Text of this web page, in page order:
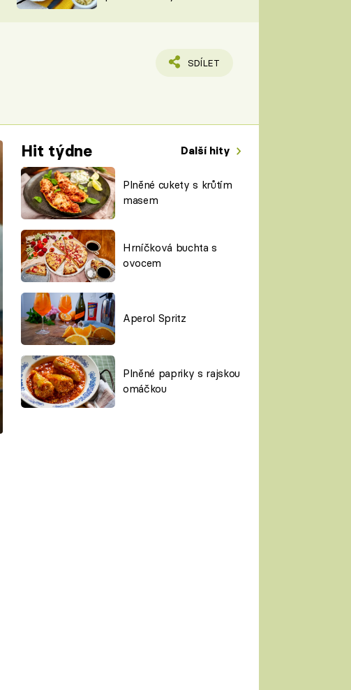
SDÍLET
Hit týdne Další hity
Plněné cukety s krůtím
masem
Hrníčková buchta s
ovocem
Aperol Spritz
Plněné papriky s rajskou
omáčkou